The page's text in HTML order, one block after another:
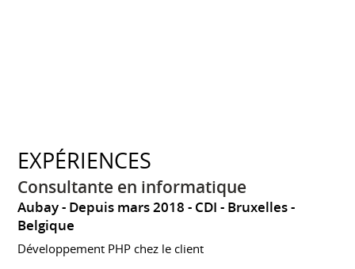
EXPÉRIENCES
Consultante en informatique
Aubay Depuis mars 2018 CDI
Bruxelles
Belgique
Développement PHP chez le client